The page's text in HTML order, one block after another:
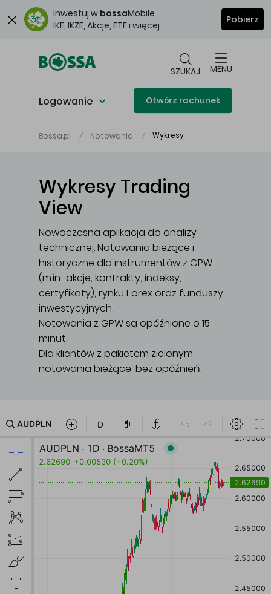
Przejdź do głównej treści
Inwestuj w bossaMobile
IKE, IKZE, Akcje, ETF i więcej
Pobierz
SZUKAJ MENU
Logowanie Otwórz rachunek
Bossa.pl Notowania Wykresy
Wykresy Trading
View
Nowoczesna aplikacja do analizy
technicznej. Notowania bieżące i
historyczne dla instrumentów z GPW
(m.in.: akcje, kontrakty, indeksy,
certyfikaty), rynku Forex oraz funduszy
inwestycyjnych.
Notowania z GPW są opóźnione o 15
minut.
Dla klientów zpakietem zielonym
notowania bieżące, bez opóźnień.